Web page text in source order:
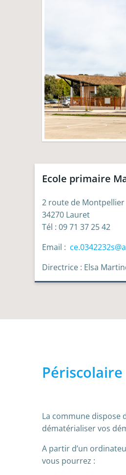
Ecole primaire
2 route de Montpellier
34270 Lauret
Tél : 09 71 37 25 42
Email :
Directrice : Elsa
Périscolaire
La commune dispose
dématérialiser vos
A partir d’un
vous pourrez :